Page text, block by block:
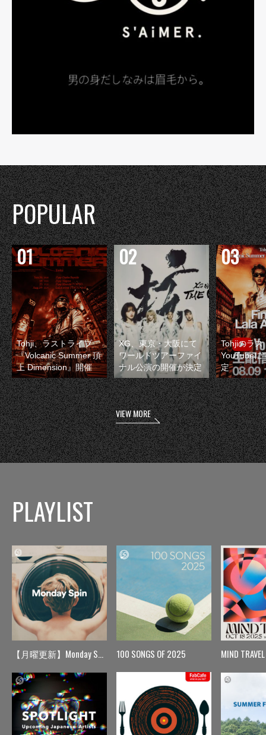
POPULAR
Tohji、ラストライブ
『Volcanic Summer 頂
上 Dimension』開催
XG、東京・大阪にて
ワールドツアーファイ
ナル公演の開催が決定
Tohjiのラス
YouTubeに
定
VIEW MORE
PLAYLIST
【月曜更新】Monday Spin 100 SONGS OF 2025 MIND TRAVEL